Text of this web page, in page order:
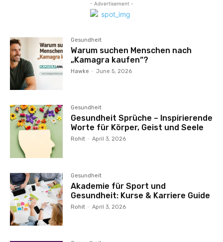
- Advertisement -
Gesundheit
Warum suchen Menschen nach
„Kamagra kaufen“?
Hawke - June 5, 2026
Gesundheit
Gesundheit Sprüche – Inspirierende
Worte für Körper, Geist und Seele
Rohit - April 3, 2026
Gesundheit
Akademie für Sport und
Gesundheit: Kurse & Karriere Guide
Rohit - April 3, 2026